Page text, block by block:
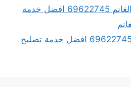
مراكز صيانة هوندا الغانم 69622745 افضل خدمة
مراكز صيانة نيوتن 69622745 افضل خدمة تصليح